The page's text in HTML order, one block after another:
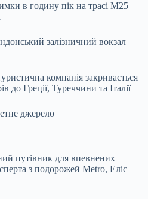
в годину пік на трасі M25
залізничний вокзал
компанія закривається
до Греції, Туреччини та Італії
джерело
путівник для впевнених
з подорожей Metro, Еліс